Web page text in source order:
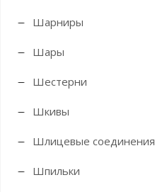
Шарниры
Шары
Шестерни
Шкивы
Шлицевые соединения
Шпильки